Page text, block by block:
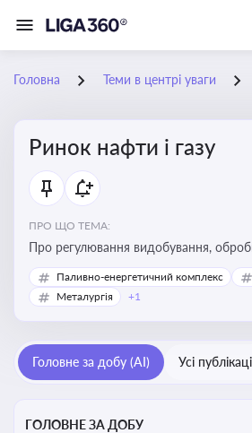
Головна Теми в центрі уваги
Ринок нафти і газу
ПРО ЩО ТЕМА:
Про регулювання видобування,
транспортування та реалізації нафти
газу, що критично важливо для
Паливно-енергетичний комплекс
Металургія
+1
Головне за добу (AI) Усі
ГОЛОВНЕ ЗА ДОБУ